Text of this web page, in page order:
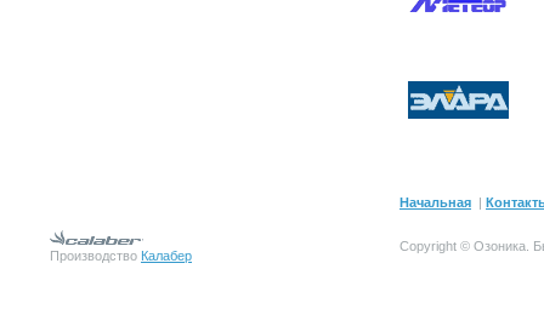
Начальная |
Производство Калабер
Copyright © Озоника.